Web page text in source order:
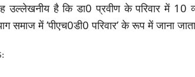
उल्लेखनीय है कि डा0 प्रवीण के परिवार में 10
समाज में ’पीएच0डी0 परिवार’ के रूप में जाना